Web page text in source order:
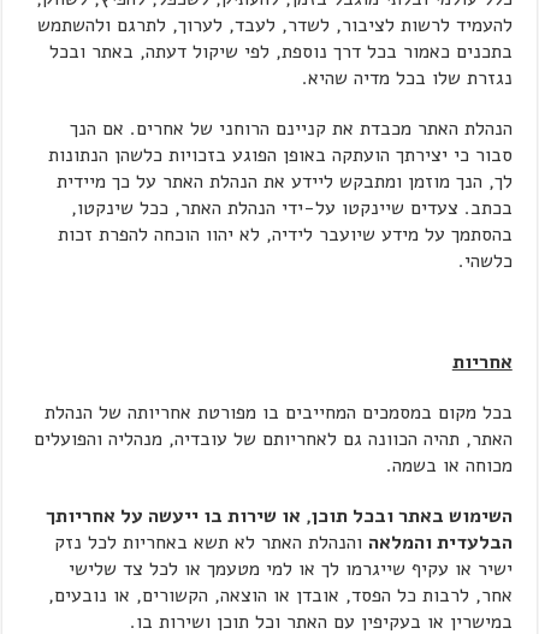
להעמיד לרשות לציבור, לשדר, לעבד, לערוך, לתרגם ולהשתמש
בתכנים כאמור בכל דרך נוספת, לפי שיקול דעתה, באתר ובכל
נגזרת שלו בכל מדיה שהיא.
הנהלת האתר מכבדת את קניינם הרוחני של אחרים. אם הנך
סבור כי יצירתך הועתקה באופן הפוגע בזכויות כלשהן הנתונות
לך, הנך מוזמן ומתבקש ליידע את הנהלת האתר על כך מיידית
בכתב. צעדים שיינקטו על-ידי הנהלת האתר, ככל שינקטו,
בהסתמך על מידע שיועבר לידיה, לא יהוו הוכחה להפרת זכות
כלשהי.
אחריות
בכל מקום במסמכים המחייבים בו מפורטת אחריותה של הנהלת
האתר, תהיה הכוונה גם לאחריותם של עובדיה, מנהליה והפועלים
מכוחה או בשמה.
השימוש באתר ובכל תוכן, או שירות בו ייעשה על אחריותך
הבלעדית והמלאה והנהלת האתר לא תשא באחריות לכל נזק
ישיר או עקיף שייגרמו לך או למי מטעמך או לכל צד שלישי
אחר, לרבות כל הפסד, אובדן או הוצאה, הקשורים, או נובעים,
במישרין או בעקיפין עם האתר וכל תוכן ושירות בו.